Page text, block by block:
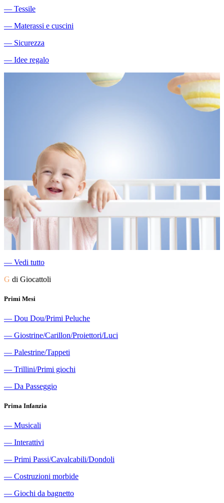
― Tessile
― Materassi e cuscini
― Sicurezza
― Idee regalo
― Vedi tutto
G di Giocattoli
Primi Mesi
― Dou Dou/Primi Peluche
― Giostrine/Carillon/Proiettori/Luci
― Palestrine/Tappeti
― Trillini/Primi giochi
― Da Passeggio
Prima Infanzia
― Musicali
― Interattivi
― Primi Passi/Cavalcabili/Dondoli
― Costruzioni morbide
― Giochi da bagnetto